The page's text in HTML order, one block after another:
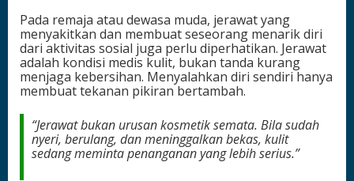
Pada remaja atau dewasa muda, jerawat yang
menyakitkan dan membuat seseorang menarik diri
dari aktivitas sosial juga perlu diperhatikan. Jerawat
adalah kondisi medis kulit, bukan tanda kurang
menjaga kebersihan. Menyalahkan diri sendiri hanya
membuat tekanan pikiran bertambah.
“Jerawat bukan urusan kosmetik semata. Bila sudah
nyeri, berulang, dan meninggalkan bekas, kulit
sedang meminta penanganan yang lebih serius.”